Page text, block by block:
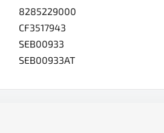
8285229000
CF3517943
SEB00933
SEB00933AT